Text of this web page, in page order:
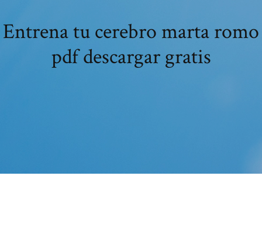
Entrena tu cerebro marta romo
pdf descargar gratis